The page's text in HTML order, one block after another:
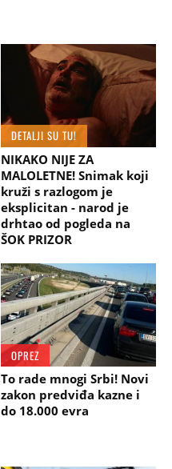
DETALJI SU TU!
NIKAKO NIJE ZA
MALOLETNE! Snimak koji
kruži s razlogom je
eksplicitan - narod je
drhtao od pogleda na
ŠOK PRIZOR
OPREZ
To rade mnogi Srbi! Novi
zakon predviđa kazne i
do 18.000 evra